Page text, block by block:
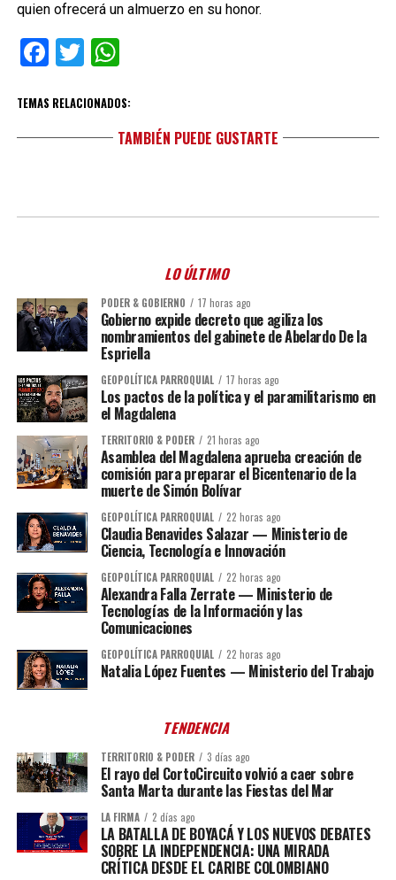
quien ofrecerá un almuerzo en su honor.
Facebook
TwitterWhatsApp
TEMAS RELACIONADOS:
TAMBIÉN PUEDE GUSTARTE
LO ÚLTIMO
PODER & GOBIERNO 17 horas ago
Gobierno expide decreto que agiliza los
nombramientos del gabinete de Abelardo De la
Espriella
GEOPOLÍTICA PARROQUIAL 17 horas ago
Los pactos de la política y el paramilitarismo en
el Magdalena
TERRITORIO & PODER 21 horas ago
Asamblea del Magdalena aprueba creación de
comisión para preparar el Bicentenario de la
muerte de Simón Bolívar
GEOPOLÍTICA PARROQUIAL 22 horas ago
Claudia Benavides Salazar — Ministerio de
Ciencia, Tecnología e Innovación
GEOPOLÍTICA PARROQUIAL 22 horas ago
Alexandra Falla Zerrate — Ministerio de
Tecnologías de la Información y las
Comunicaciones
GEOPOLÍTICA PARROQUIAL 22 horas ago
Natalia López Fuentes — Ministerio del Trabajo
TENDENCIA
TERRITORIO & PODER 3 días ago
El rayo del CortoCircuito volvió a caer sobre
Santa Marta durante las Fiestas del Mar
LA FIRMA 2 días ago
LA BATALLA DE BOYACÁ Y LOS NUEVOS DEBATES
SOBRE LA INDEPENDENCIA: UNA MIRADA
CRÍTICA DESDE EL CARIBE COLOMBIANO